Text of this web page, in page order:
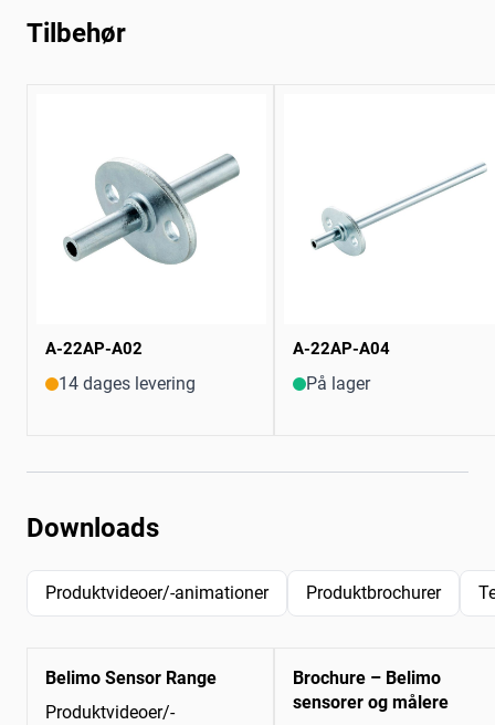
Tilbehør
A-22AP-A02
14 dages levering
A-22AP-A04
På lager
Downloads
Produktvideoer/-animationer Produktbrochurer
Belimo Sensor Range
Produktvideoer/-
Brochure – Belimo
sensorer og målere